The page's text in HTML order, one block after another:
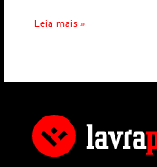
Leia mais »